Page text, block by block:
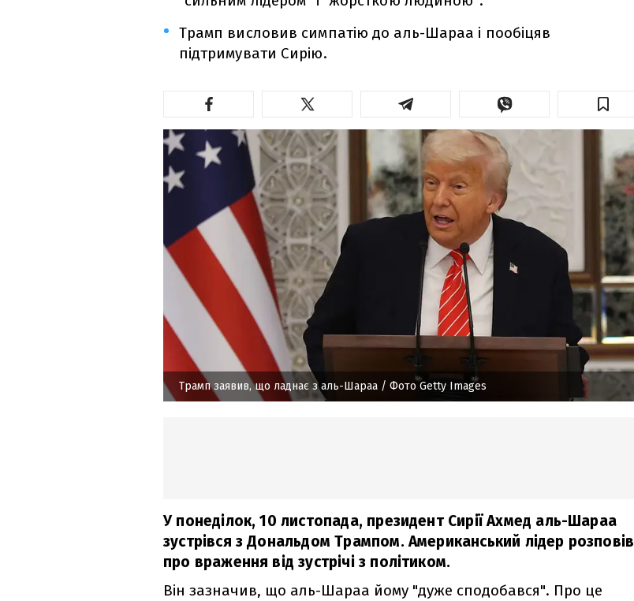
Трамп висловив симпатію до аль-Шараа і пообіцяв
підтримувати Сирію.
Трамп заявив, що ладнає з аль-Шараа / Фото Getty Images
У понеділок, 10 листопада, президент Сирії Ахмед аль-Шараа
зустрівся з Дональдом Трампом. Американський лідер розповів
про враження від зустрічі з політиком.
Він зазначив, що аль-Шараа йому "дуже сподобався". Про це